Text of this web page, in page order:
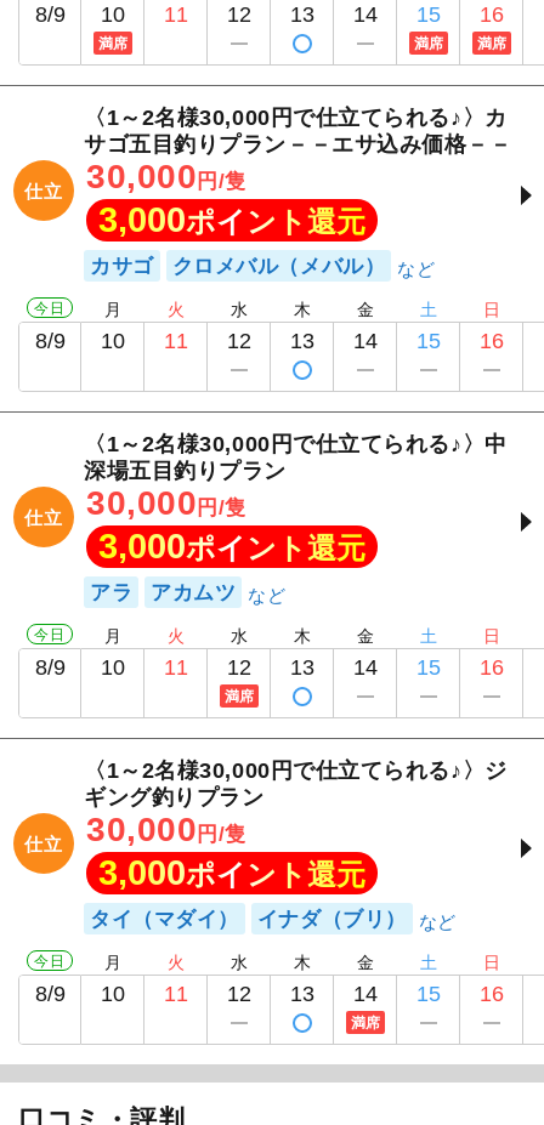
8/9 10
満席
11 12 13 14 15
満席
16
満席
仕立
〈1～2名様30,000円で仕立てられる♪〉カ
サゴ五目釣りプラン－－エサ込み価格－－
30,000 円/隻
3,000ポイント還元
カサゴ クロメバル（メバル）
今日
8/9
月
10
火
11
水
12
木
13
金
14
土
15
日
16
仕立
〈1～2名様30,000円で仕立てられる♪〉中
深場五目釣りプラン
30,000 円/隻
3,000ポイント還元
アラ アカムツ
今日
8/9
月
10
火
11
水
12
満席
木
13
金
14
土
15
日
16
仕立
〈1～2名様30,000円で仕立てられる♪〉ジ
ギング釣りプラン
30,000 円/隻
3,000ポイント還元
タイ（マダイ） イナダ（ブリ）
今日
8/9
月
10
火
11
水
12
木
13
金
14
満席
土
15
日
16